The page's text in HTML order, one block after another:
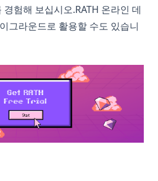
경험해 보십시오.RATH 온라인 데
그라운드로 활용할 수도 있습니